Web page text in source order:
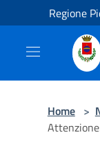
Salta al contenuto
Regione
Home >